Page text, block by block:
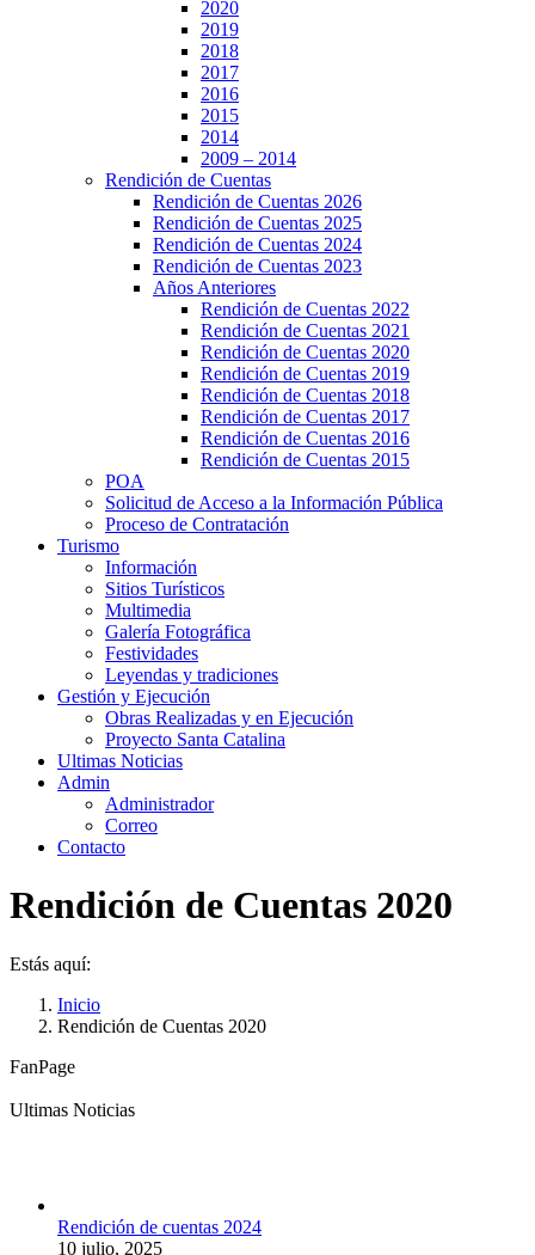
2020
2019
2018
2017
2016
2015
2014
2009 – 2014
Rendición de Cuentas
Rendición de Cuentas 2026
Rendición de Cuentas 2025
Rendición de Cuentas 2024
Rendición de Cuentas 2023
Años Anteriores
Rendición de Cuentas 2022
Rendición de Cuentas 2021
Rendición de Cuentas 2020
Rendición de Cuentas 2019
Rendición de Cuentas 2018
Rendición de Cuentas 2017
Rendición de Cuentas 2016
Rendición de Cuentas 2015
POA
Solicitud de Acceso a la Información Pública
Proceso de Contratación
Turismo
Información
Sitios Turísticos
Multimedia
Galería Fotográfica
Festividades
Leyendas y tradiciones
Gestión y Ejecución
Obras Realizadas y en Ejecución
Proyecto Santa Catalina
Ultimas Noticias
Admin
Administrador
Correo
Contacto
Rendición de Cuentas 2020
Estás aquí:
Inicio
Rendición de Cuentas 2020
FanPage
Ultimas Noticias
Rendición de cuentas 2024
10 julio, 2025